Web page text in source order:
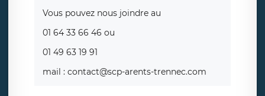
Vous pouvez nous joindre au
01 64 33 66 46 ou
01 49 63 19 91
mail : contact@scp-arents-trennec.com